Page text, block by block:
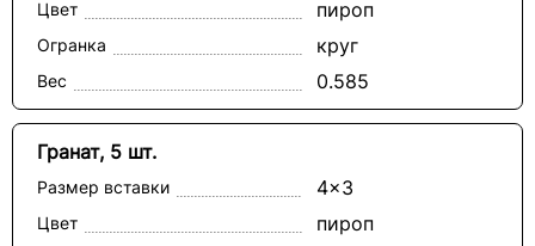
Цвет пироп
Огранка круг
Вес 0.585
Гранат, 5 шт.
Размер вставки 4x3
Цвет пироп